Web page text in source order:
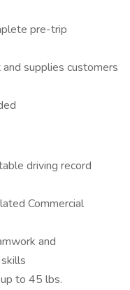
pre-trip
supplies customers
driving record
Commercial
and
to 45 lbs.